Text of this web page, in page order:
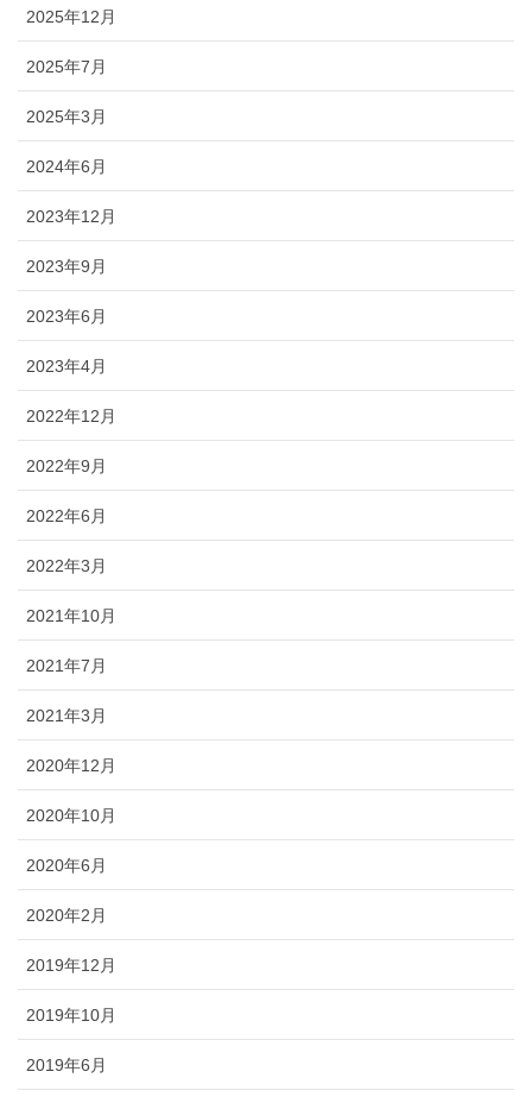
2025年12月
2025年7月
2025年3月
2024年6月
2023年12月
2023年9月
2023年6月
2023年4月
2022年12月
2022年9月
2022年6月
2022年3月
2021年10月
2021年7月
2021年3月
2020年12月
2020年10月
2020年6月
2020年2月
2019年12月
2019年10月
2019年6月